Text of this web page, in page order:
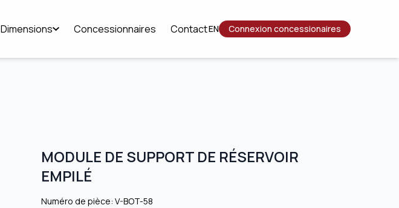
Dimensions Concessionnaires ContactEN Connexion concessionaires
MODULE DE SUPPORT DE RÉSERVOIR
EMPILÉ
Numéro de pièce: V-BOT-58